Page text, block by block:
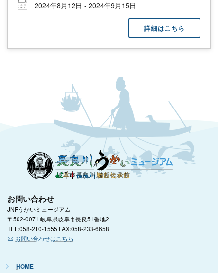
2024年8月12日 - 2024年9月15日
詳細はこちら
お問い合わせ
JNFうかいミュージアム
〒502-0071 岐阜県岐阜市長良51番地2
TEL:058-210-1555 FAX:058-233-6658
お問い合わせはこちら
HOME